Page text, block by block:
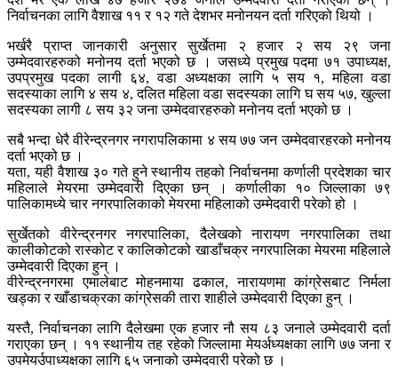
निर्वाचनका लागि वैशाख ११ र १२ गते देशभर मनोनयन दर्ता गरिएको थियो ।
भर्खरै प्राप्त जानकारी अनुसार सुर्खेतमा २ हजार २ सय २९ जना
उम्मेदवारहरुको मनोनय दर्ता भएको छ । जसध्ये प्रमुख पदमा ७१ उपाध्यक्ष,
उपप्रमुख पदका लागी ६४, वडा अध्यक्षका लागि ५ सय १, महिला वडा
सदस्याका लागि ४ सय ४, दलित महिला वडा सदस्यका लागि घ सय ५७, खुल्ला
सदस्यका लागी ८ सय ३२ जना उम्मेदवारहरुको मनोनय दर्ता भएको छ ।
सबै भन्दा धेरै वीरेन्द्रनगर नगरापलिकामा ४ सय ७७ जन उम्मेदवारहरको मनोनय
दर्ता भएको छ ।
यता, यही वैशाख ३० गते हुने स्थानीय तहको निर्वाचनमा कर्णाली प्रदेशका चार
महिलाले मेयरमा उम्मेदवारी दिएका छन् । कर्णालीका १० जिल्लाका ७९
पालिकामध्ये चार नगरपालिकाको मेयरमा महिलाको उम्मेदवारी परेको हो ।
सुर्खेतको वीरेन्द्रनगर नगरपालिका, दैलेखको नारायण नगरपालिका तथा
कालीकोटको रास्कोट र कालिकोटको खाडाँचक्र नगरपालिका मेयरमा महिलाले
उम्मेदवारी दिएका हुन् ।
वीरेन्द्रनगरमा एमालेबाट मोहनमाया ढकाल, नारायणमा कांग्रेसबाट निर्मला
खड्का र खाँडाचक्रका कांग्रेसकी तारा शाहीले उम्मेदवारी दिएका हुन् ।
यस्तै, निर्वाचनका लागि दैलेखमा एक हजार नौ सय ८३ जनाले उम्मेदवारी दर्ता
गराएका छन् । ११ स्थानीय तह रहेको जिल्लामा मेयर्अध्यक्षका लागि ७७ जना र
उपमेयर्उपाध्यक्षका लागि ६५ जनाको उम्मेदवारी परेको छ ।